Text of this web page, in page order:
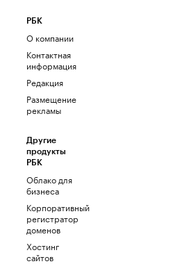
РБК
О компании
Контактная
информация
Редакция
Размещение
рекламы
Другие
продукты
РБК
Облако для
бизнеса
Корпоративный
регистратор
доменов
Хостинг
сайтов